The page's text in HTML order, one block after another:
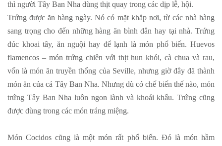
thì người Tây Ban Nha dùng thịt quay trong các dịp lễ, hội.
Trứng được ăn hàng ngày. Nó có mặt khắp nơi, từ các nhà hàng
sang trọng cho đến những hàng ăn bình dân hay tại nhà. Trứng
đúc khoai tây, ăn nguội hay để lạnh là món phổ biến. Huevos
flamencos – món trứng chiên với thịt hun khói, cà chua và rau,
vốn là món ăn truyền thống của Seville, nhưng giờ đây đã thành
món ăn của cả Tây Ban Nha. Nhưng dù có chế biến thế nào, món
trứng Tây Ban Nha luôn ngon lành và khoái khẩu. Trứng cũng
được dùng trong các món tráng miệng.
Món Cocidos cũng là một món rất phổ biến. Đó là món hầm